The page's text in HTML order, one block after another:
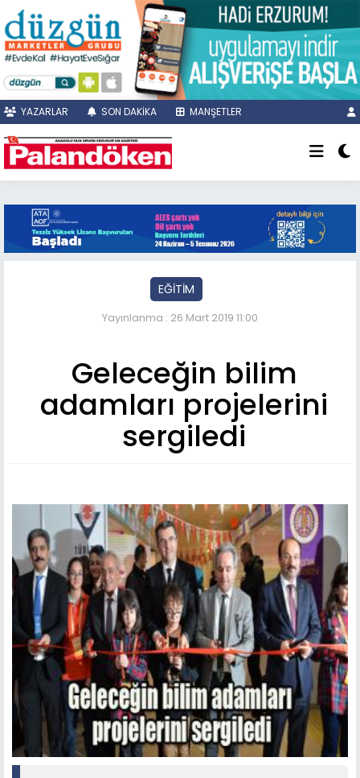
YAZARLAR SON DAKİKA MANŞETLER
EĞİTİM
Yayınlanma : 26 Mart 2019 11:00
Geleceğin bilim
adamları projelerini
sergiledi